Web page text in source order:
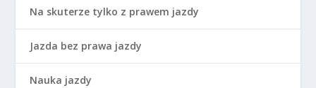
Na skuterze tylko z prawem jazdy
Jazda bez prawa jazdy
Nauka jazdy